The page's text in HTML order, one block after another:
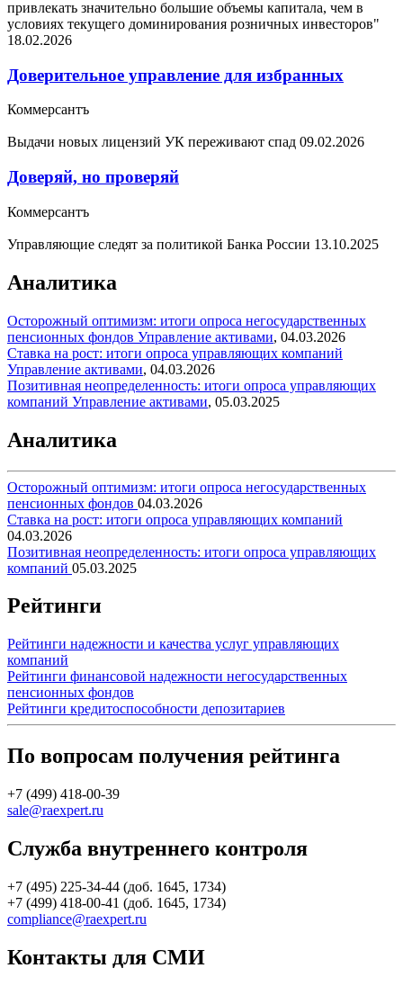
привлекать значительно большие объемы капитала, чем в
условиях текущего доминирования розничных инвесторов"
18.02.2026
Доверительное управление для избранных
Коммерсантъ
Выдачи новых лицензий УК переживают спад 09.02.2026
Доверяй, но проверяй
Коммерсантъ
Управляющие следят за политикой Банка России 13.10.2025
Аналитика
Осторожный оптимизм: итоги опроса негосударственных
пенсионных фондов Управление активами, 04.03.2026
Ставка на рост: итоги опроса управляющих компаний
Управление активами, 04.03.2026
Позитивная неопределенность: итоги опроса управляющих
компаний Управление активами, 05.03.2025
Аналитика
Осторожный оптимизм: итоги опроса негосударственных
пенсионных фондов 04.03.2026
Ставка на рост: итоги опроса управляющих компаний
04.03.2026
Позитивная неопределенность: итоги опроса управляющих
компаний 05.03.2025
Рейтинги
Рейтинги надежности и качества услуг управляющих
компаний
Рейтинги финансовой надежности негосударственных
пенсионных фондов
Рейтинги кредитоспособности депозитариев
По вопросам получения рейтинга
+7 (499) 418-00-39
sale@raexpert.ru
Служба внутреннего контроля
+7 (495) 225-34-44 (доб. 1645, 1734)
+7 (499) 418-00-41 (доб. 1645, 1734)
compliance@raexpert.ru
Контакты для СМИ